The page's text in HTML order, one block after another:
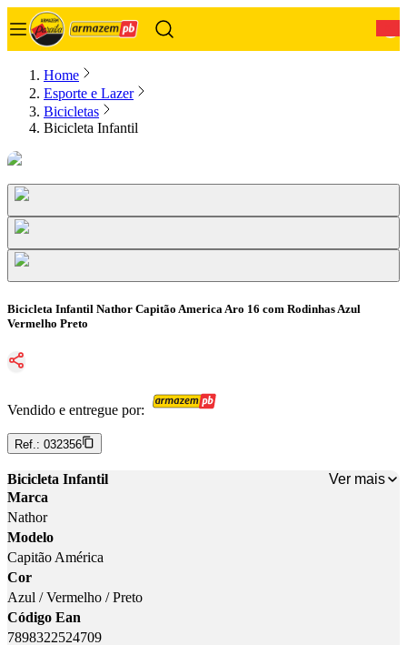
Home
Esporte e Lazer
Bicicletas
Bicicleta Infantil
Bicicleta Infantil Nathor Capitão America Aro 16 com Rodinhas Azul
Vermelho Preto
Vendido e entregue por:
Ref.: 032356
Bicicleta Infantil
Ver mais
Marca
Nathor
Modelo
Capitão América
Cor
Azul / Vermelho / Preto
Código Ean
7898322524709